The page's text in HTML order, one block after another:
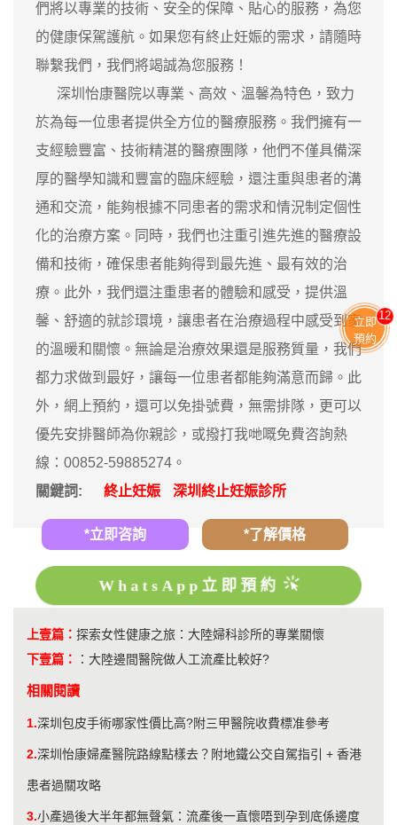
們將以專業的技術、安全的保障、貼心的服務，為您
的健康保駕護航。如果您有終止妊娠的需求，請隨時
聯繫我們，我們將竭誠為您服務！
深圳怡康醫院以專業、高效、溫馨為特色，致力
於為每一位患者提供全方位的醫療服務。我們擁有一
支經驗豐富、技術精湛的醫療團隊，他們不僅具備深
厚的醫學知識和豐富的臨床經驗，還注重與患者的溝
通和交流，能夠根據不同患者的需求和情況制定個性
化的治療方案。同時，我們也注重引進先進的醫療設
備和技術，確保患者能夠得到最先進、最有效的治
療。此外，我們還注重患者的體驗和感受，提供溫
馨、舒適的就診環境，讓患者在治療過程中感受到家
的溫暖和關懷。無論是治療效果還是服務質量，我們
都力求做到最好，讓每一位患者都能夠滿意而歸。此
外，網上預約，還可以免掛號費，無需排隊，更可以
優先安排醫師為你親診，或撥打我哋嘅免費咨詢熱
線：00852-59885274。
關鍵詞:
終止妊娠 深圳終止妊娠診所
*立即咨詢 *了解價格
WhatsApp立即預約
上壹篇： 探索女性健康之旅：大陸婦科診所的專業關懷
下壹篇：
： 大陸邊間醫院做人工流產比較好?
相關閱讀
1.深圳包皮手術哪家性價比高?附三甲醫院收費標准參考
2.深圳怡康婦產醫院路線點樣去？附地鐵公交自駕指引 + 香港
患者過關攻略
3.小產過後大半年都無聲氣：流產後一直懷唔到孕到底係邊度
立即
預約
12